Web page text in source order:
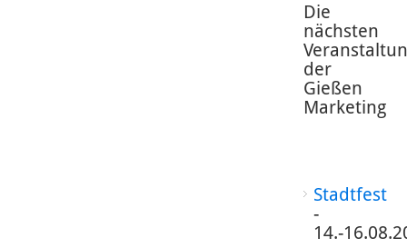
Die
nächsten
der
Gießen
Marketing
Stadtfest
-
14.-